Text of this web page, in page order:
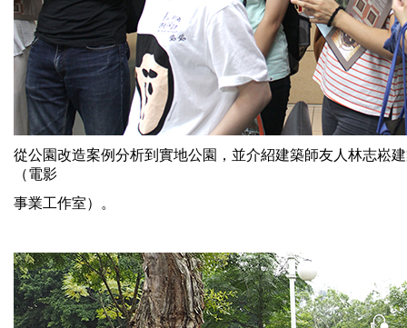
從公園改造案例分析到實地公園，並介紹建築師友人林志崧
（電影
事業工作室）。